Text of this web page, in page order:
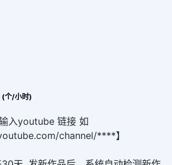
个/小时)
入youtube 链接 如
channel/****】